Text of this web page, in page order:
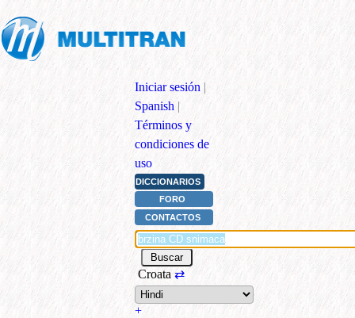
Iniciar sesión |
Spanish |
Términos y
condiciones de
uso
DICCIONARIOS
FORO
CONTACTOS
Croata ⇄
+